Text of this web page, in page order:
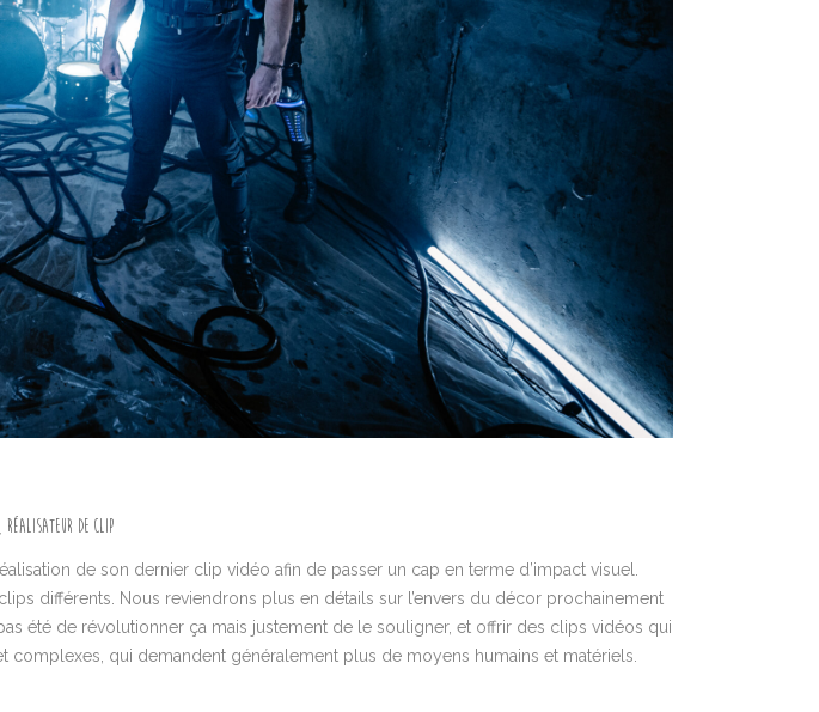
réalisateur de clip
de son dernier clip vidéo afin de passer un cap en terme d’impact visuel.
différents. Nous reviendrons plus en détails sur l’envers du décor prochainement
été de révolutionner ça mais justement de le souligner, et offrir des clips vidéos qui
qui demandent généralement plus de moyens humains et matériels.